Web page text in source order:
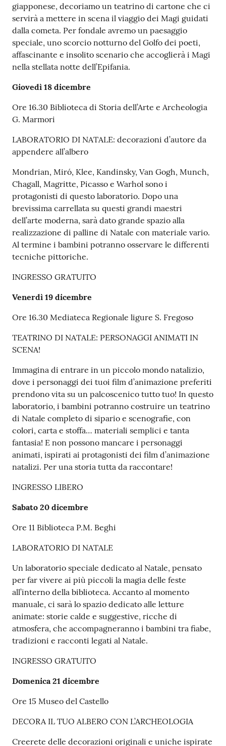
giapponese, decoriamo un teatrino di cartone che ci
servirà a mettere in scena il viaggio dei Magi guidati
dalla cometa. Per fondale avremo un paesaggio
speciale, uno scorcio notturno del Golfo dei poeti,
affascinante e insolito scenario che accoglierà i Magi
nella stellata notte dell’Epifania.
Giovedì 18 dicembre
Ore 16.30 Biblioteca di Storia dell’Arte e Archeologia
G. Marmori
LABORATORIO DI NATALE: decorazioni d’autore da
appendere all’albero
Mondrian, Miró, Klee, Kandinsky, Van Gogh, Munch,
Chagall, Magritte, Picasso e Warhol sono i
protagonisti di questo laboratorio. Dopo una
brevissima carrellata su questi grandi maestri
dell’arte moderna, sarà dato grande spazio alla
realizzazione di palline di Natale con materiale vario.
Al termine i bambini potranno osservare le differenti
tecniche pittoriche.
INGRESSO GRATUITO
Venerdì 19 dicembre
Ore 16.30 Mediateca Regionale ligure S. Fregoso
TEATRINO DI NATALE: PERSONAGGI ANIMATI IN
SCENA!
Immagina di entrare in un piccolo mondo natalizio,
dove i personaggi dei tuoi film d’animazione preferiti
prendono vita su un palcoscenico tutto tuo! In questo
laboratorio, i bambini potranno costruire un teatrino
di Natale completo di sipario e scenografie, con
colori, carta e stoffa… materiali semplici e tanta
fantasia! E non possono mancare i personaggi
animati, ispirati ai protagonisti dei film d’animazione
natalizi. Per una storia tutta da raccontare!
INGRESSO LIBERO
Sabato 20 dicembre
Ore 11 Biblioteca P.M. Beghi
LABORATORIO DI NATALE
Un laboratorio speciale dedicato al Natale, pensato
per far vivere ai più piccoli la magia delle feste
all’interno della biblioteca. Accanto al momento
manuale, ci sarà lo spazio dedicato alle letture
animate: storie calde e suggestive, ricche di
atmosfera, che accompagneranno i bambini tra fiabe,
tradizioni e racconti legati al Natale.
INGRESSO GRATUITO
Domenica 21 dicembre
Ore 15 Museo del Castello
DECORA IL TUO ALBERO CON L’ARCHEOLOGIA
Creerete delle decorazioni originali e uniche ispirate